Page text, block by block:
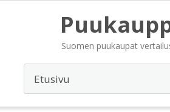
Suomen puukaupat